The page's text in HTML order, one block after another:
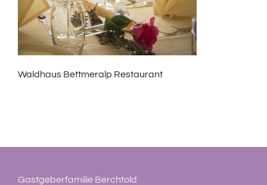
Waldhaus Bettmeralp Restaurant
Gastgeberfamilie Berchtold